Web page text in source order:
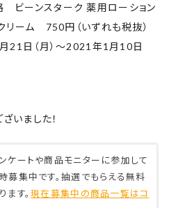
ーンスターク 薬用ローション
リーム 750円（いずれも税抜）
日（月）～2021年1月10日
いました！
ケートや商品モニターに参加して
募集中です。抽選でもらえる無料
ます。現在募集中の商品一覧はコ